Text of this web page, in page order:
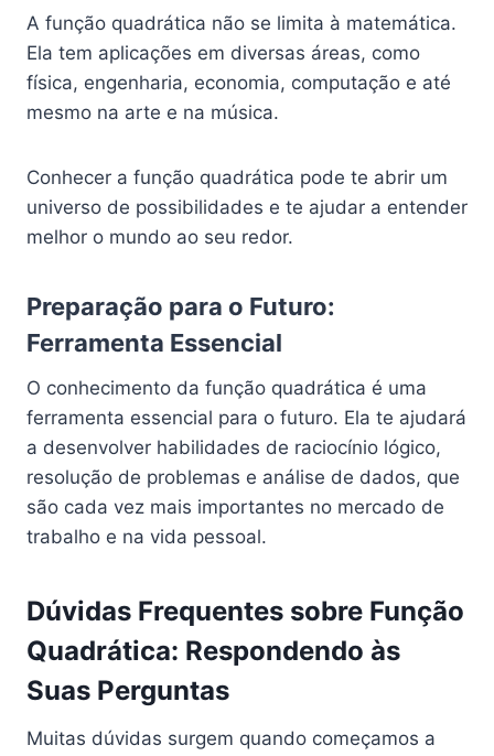
A função quadrática não se limita à matemática.
Ela tem aplicações em diversas áreas, como
física, engenharia, economia, computação e até
mesmo na arte e na música.
Conhecer a função quadrática pode te abrir um
universo de possibilidades e te ajudar a entender
melhor o mundo ao seu redor.
Preparação para o Futuro:
Ferramenta Essencial
O conhecimento da função quadrática é uma
ferramenta essencial para o futuro. Ela te ajudará
a desenvolver habilidades de raciocínio lógico,
resolução de problemas e análise de dados, que
são cada vez mais importantes no mercado de
trabalho e na vida pessoal.
Dúvidas Frequentes sobre Função
Quadrática: Respondendo às
Suas Perguntas
Muitas dúvidas surgem quando começamos a